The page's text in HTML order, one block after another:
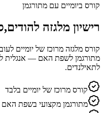
קורס ביומיים עם מתורגמן
רישיון מלגזה
קורס מלגזה מרוכז של יומיים
מתורגמן לשפת האם — אנגלית
לתאילנדים.
קורס מרוכז של יומיים בלבד
מתורגמן מקצועי בשפת האם